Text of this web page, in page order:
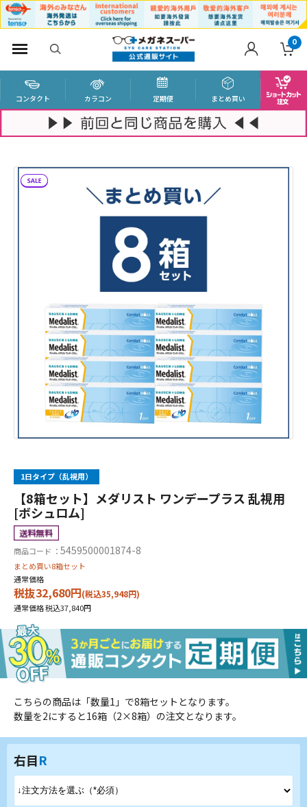
0
コンタクト カラコン 定期便 まとめ買い
1日タイプ（乱視用）
【8箱セット】メダリスト ワンデープラス 乱視用
[ボシュロム]
商品コード ： 5459500001874-8
まとめ買い8箱セット
通常価格
税抜32,680円(税込35,948円)
通常価格 税込37,840円
こちらの商品は「数量1」で8箱セットとなります。
数量を2にすると16箱（2×8箱）の注文となります。
右目R